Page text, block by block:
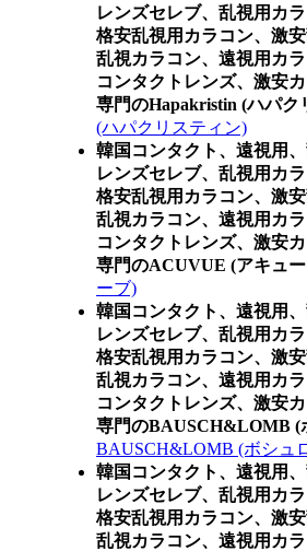
レンズセレブ、乱視用カ
格安乱視用カラコン、激
乱視カラコン、遠視用カ
コンタクトレンズ、激安
専門のHapakristin (ハパク
(ハパクリスティン)
韓国コンタクト、遠視用
レンズセレブ、乱視用カ
格安乱視用カラコン、激
乱視カラコン、遠視用カ
コンタクトレンズ、激安
専門のACUVUE (アキュ
ーブ)
韓国コンタクト、遠視用
レンズセレブ、乱視用カ
格安乱視用カラコン、激
乱視カラコン、遠視用カ
コンタクトレンズ、激安
専門のBAUSCH&LOMB (
BAUSCH&LOMB (ボシュ
韓国コンタクト、遠視用
レンズセレブ、乱視用カ
格安乱視用カラコン、激
乱視カラコン、遠視用カ